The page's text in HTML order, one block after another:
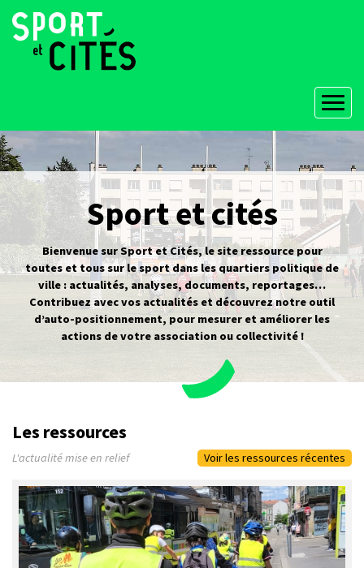
Aller
contenu
principal
Sport et cités
Bienvenue sur Sport et Cités, le site ressource pour
toutes et tous sur le sport dans les quartiers politique de
ville : actualités, analyses, documents, reportages…
Contribuez avec vos actualités et découvrez notre outil
d’auto-positionnement, pour mesurer et améliorer les
actions de votre association ou collectivité !
Les ressources
Voir les ressources récentes
L'actualité mise en relief